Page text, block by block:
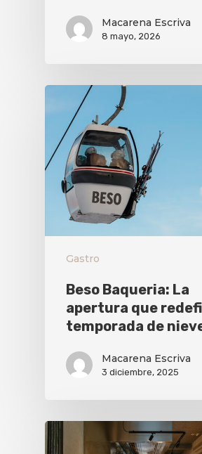
Macarena Escriva
8 mayo, 2026
Gastro
Beso Baqueria: La
apertura que
temporada de
Macarena Escriva
3 diciembre, 2025